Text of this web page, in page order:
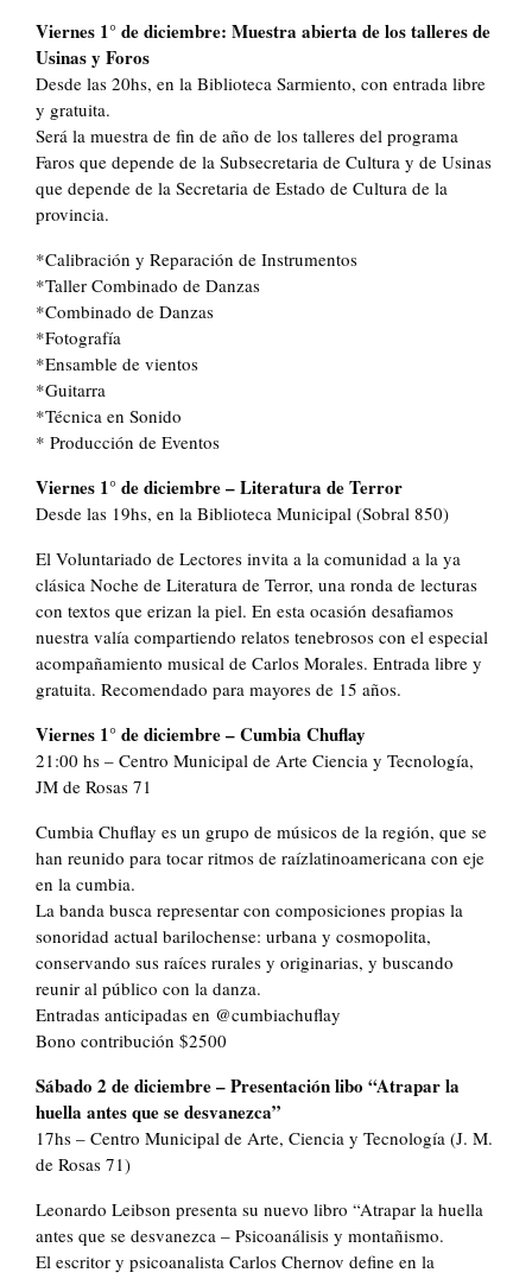
Viernes 1° de diciembre: Muestra abierta de los talleres de
Usinas y Foros
Desde las 20hs, en la Biblioteca Sarmiento, con entrada libre
y gratuita.
Será la muestra de fin de año de los talleres del programa
Faros que depende de la Subsecretaria de Cultura y de Usinas
que depende de la Secretaria de Estado de Cultura de la
provincia.
*Calibración y Reparación de Instrumentos
*Taller Combinado de Danzas
*Combinado de Danzas
*Fotografía
*Ensamble de vientos
*Guitarra
*Técnica en Sonido
* Producción de Eventos
Viernes 1° de diciembre – Literatura de Terror
Desde las 19hs, en la Biblioteca Municipal (Sobral 850)
El Voluntariado de Lectores invita a la comunidad a la ya
clásica Noche de Literatura de Terror, una ronda de lecturas
con textos que erizan la piel. En esta ocasión desafiamos
nuestra valía compartiendo relatos tenebrosos con el especial
acompañamiento musical de Carlos Morales. Entrada libre y
gratuita. Recomendado para mayores de 15 años.
Viernes 1° de diciembre – Cumbia Chuflay
21:00 hs – Centro Municipal de Arte Ciencia y Tecnología,
JM de Rosas 71
Cumbia Chuflay es un grupo de músicos de la región, que se
han reunido para tocar ritmos de raízlatinoamericana con eje
en la cumbia.
La banda busca representar con composiciones propias la
sonoridad actual barilochense: urbana y cosmopolita,
conservando sus raíces rurales y originarias, y buscando
reunir al público con la danza.
Entradas anticipadas en @cumbiachuflay
Bono contribución $2500
Sábado 2 de diciembre – Presentación libo “Atrapar la
huella antes que se desvanezca”
17hs – Centro Municipal de Arte, Ciencia y Tecnología (J. M.
de Rosas 71)
Leonardo Leibson presenta su nuevo libro “Atrapar la huella
antes que se desvanezca – Psicoanálisis y montañismo.
El escritor y psicoanalista Carlos Chernov define en la